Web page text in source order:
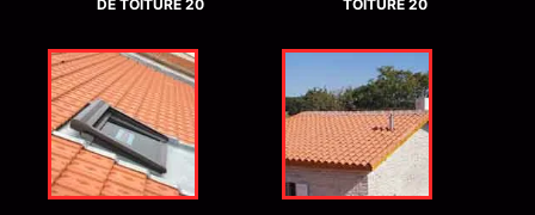
DE TOITURE 20
TOITURE 20